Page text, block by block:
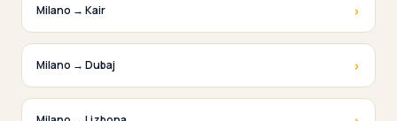
Milano → Kair ›
Milano → Dubaj ›